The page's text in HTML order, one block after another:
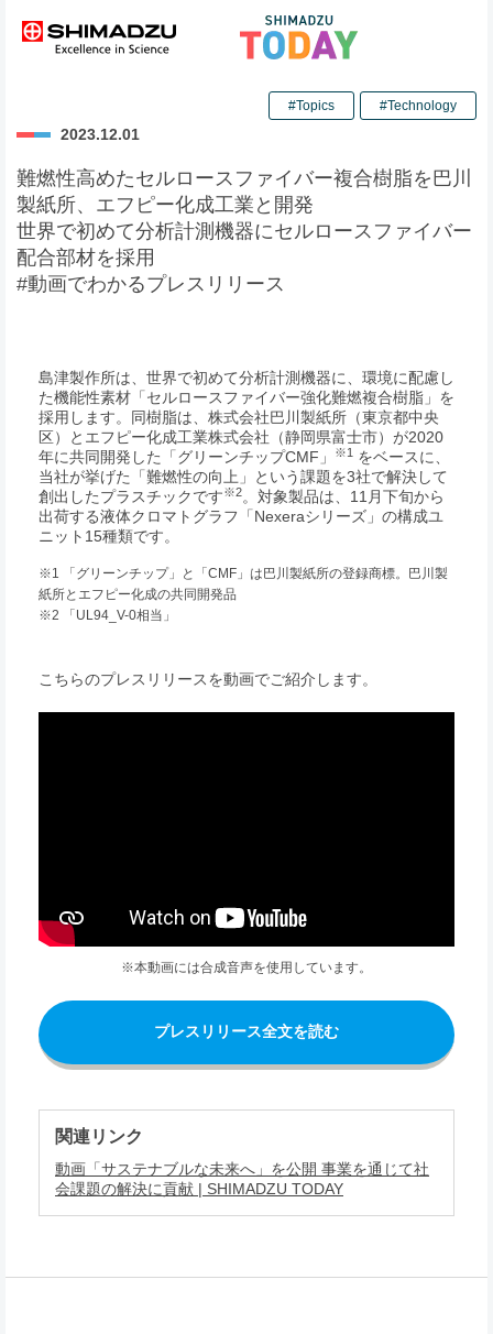
2023.12.01
#Topics #Technology
難燃性高めたセルロースファイバー複合樹脂を巴川
製紙所、エフピー化成工業と開発
世界で初めて分析計測機器にセルロースファイバー
配合部材を採用
#動画でわかるプレスリリース
島津製作所は、世界で初めて分析計測機器に、環境に配慮し
た機能性素材「セルロースファイバー強化難燃複合樹脂」を
採用します。同樹脂は、株式会社巴川製紙所（東京都中央
区）とエフピー化成工業株式会社（静岡県富士市）が2020
年に共同開発した「グリーンチップCMF」
※1 をベースに、
当社が挙げた「難燃性の向上」という課題を3社で解決して
創出したプラスチックです※2。対象製品は、11月下旬から
出荷する液体クロマトグラフ「Nexeraシリーズ」の構成ユ
ニット15種類です。
※1 「グリーンチップ」と「CMF」は巴川製紙所の登録商標。巴川製
紙所とエフピー化成の共同開発品
※2 「UL94_V-0相当」
こちらのプレスリリースを動画でご紹介します。
※本動画には合成音声を使用しています。
プレスリリース全文を読む
関連リンク
動画「サステナブルな未来へ」を公開 事業を通じて社
会課題の解決に貢献 | SHIMADZU TODAY